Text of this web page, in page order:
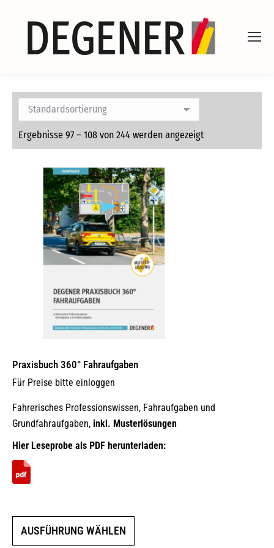
Ergebnisse 97 – 108 von 244 werden angezeigt
Praxisbuch 360° Fahraufgaben
Für Preise bitte einloggen
Fahrerisches Professionswissen, Fahraufgaben und
Grundfahraufgaben, inkl. Musterlösungen
Hier Leseprobe als PDF herunterladen:
AUSFÜHRUNG WÄHLEN